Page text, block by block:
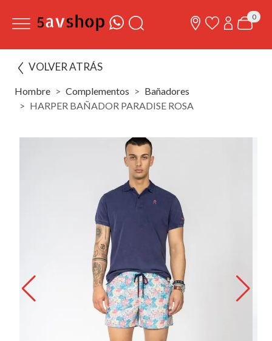
0
VOLVER ATRÁS
Hombre Complementos
Bañadores
HARPER BAÑADOR PARADISE ROSA